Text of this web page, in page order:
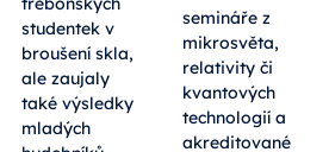
studentek v
broušení skla,
ale zaujaly
také výsledky
mladých
semináře z
mikrosvěta,
relativity či
kvantových
technologií a
akreditované